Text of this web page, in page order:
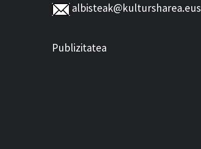
albisteak@kultursharea.eus
Publizitatea